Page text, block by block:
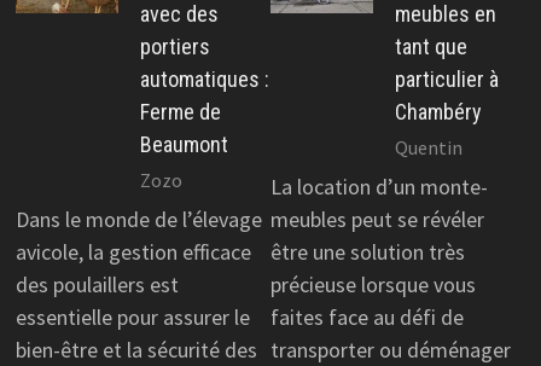
avec des
portiers
automatiques :
Ferme de
Beaumont
Zozo
Dans le monde de l’élevage
avicole, la gestion efficace
des poulaillers est
essentielle pour assurer le
bien-être et la sécurité des
meubles en
tant que
particulier à
Chambéry
Quentin
La location d’un monte-
meubles peut se révéler
être une solution très
précieuse lorsque vous
faites face au défi de
transporter ou déménager